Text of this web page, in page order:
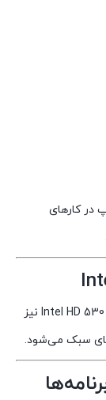
در کارهای
در کنار گرافیک AMD، این لپ‌تاپ از گرافیک داخلی Intel HD 530 نیز
سبک می‌شود.